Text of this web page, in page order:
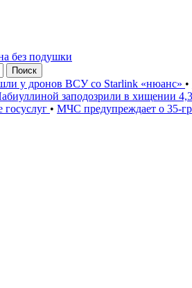
без подушки
Поиск
у дронов ВСУ со Starlink «нюанс» •
заподозрили в хищении
• МЧС предупреждает о 35-